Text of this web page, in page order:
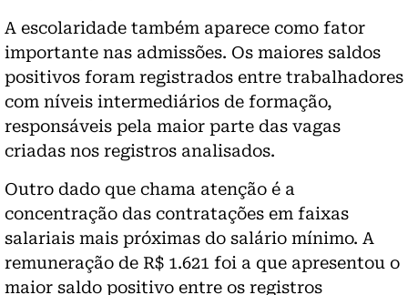
A escolaridade também aparece como fator
importante nas admissões. Os maiores saldos
positivos foram registrados entre trabalhadores
com níveis intermediários de formação,
responsáveis pela maior parte das vagas
criadas nos registros analisados.
Outro dado que chama atenção é a
concentração das contratações em faixas
salariais mais próximas do salário mínimo. A
remuneração de R$ 1.621 foi a que apresentou o
maior saldo positivo entre os registros